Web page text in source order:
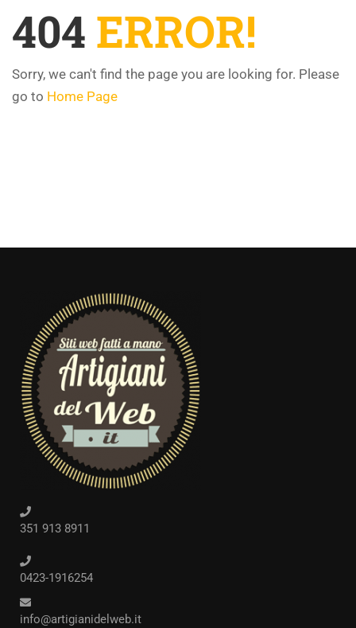
404 ERROR!
Sorry, we can't find the page you are looking for. Please
go to Home Page
351 913 8911
0423-1916254
info@artigianidelweb.it